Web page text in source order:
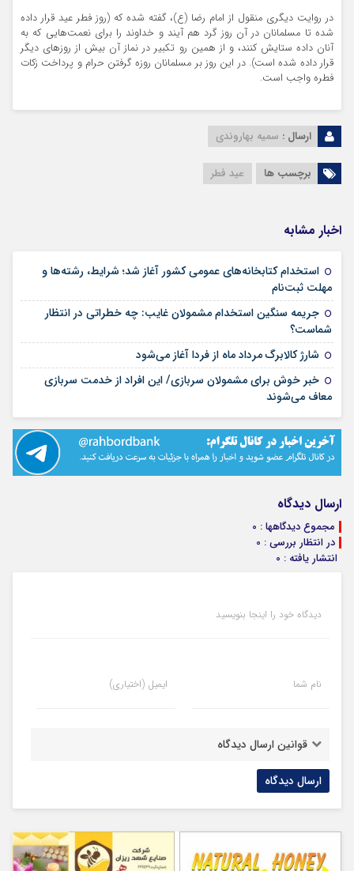
در روایت دیگری منقول از امام رضا (ع)، گفته شده که (روز فطر عید قرار داده
شده تا مسلمانان در آن روز گرد هم آیند و خداوند را برای نعمت‌هایی که به
آنان داده ستایش کنند، و از همین رو تکبیر در نماز آن بیش از روزهای دیگر
قرار داده شده است). در این روز بر مسلمانان روزه گرفتن حرام و پرداخت زکات
فطره واجب است.
ارسال : سمیه بهاروندی
برچسب ها عید فطر
اخبار مشابه
استخدام کتابخانه‌های عمومی کشور آغاز شد؛ شرایط، رشته‌ها و
مهلت ثبت‌نام
جریمه سنگین استخدام مشمولان غایب: چه خطراتی در انتظار
شماست؟
شارژ کالابرگ مرداد ماه از فردا آغاز می‌شود
خبر خوش برای مشمولان سربازی/ این افراد از خدمت سربازی
معاف می‌شوند
ارسال دیدگاه
مجموع دیدگاهها : 0
در انتظار بررسی : 0
انتشار یافته : 0
دیدگاه خود را اینجا بنویسید
نام شما ایمیل (اختیاری)
قوانین ارسال دیدگاه